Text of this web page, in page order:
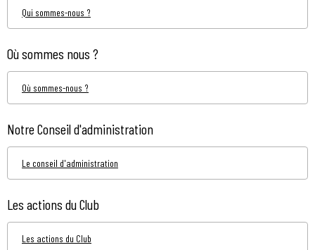
Qui sommes-nous ?
Où sommes nous ?
Où sommes-nous ?
Notre Conseil d'administration
Le conseil d'administration
Les actions du Club
Les actions du Club